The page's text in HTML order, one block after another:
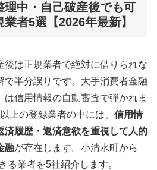
理中・自己破産後でも可
者5選【2026年最新】
後は正規業者で絶対に借りられな
半分誤りです。大手消費者金融
は信用情報の自動審査で弾かれま
上の登録業者の中には、 信用情
済履歴・返済意欲を重視して人的
融が存在します。小清水町から
る業者を5社紹介します。